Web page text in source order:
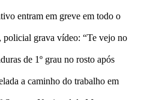
entram em greve em todo o
policial grava vídeo: “Te vejo no
de 1º grau no rosto após
a caminho do trabalho em